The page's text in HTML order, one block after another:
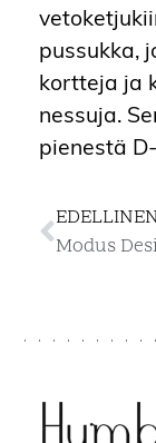
pussukka,
kortteja ja
nessuja.
pienestä